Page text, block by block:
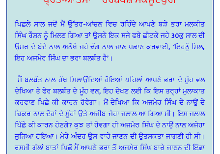
ਪਿਛਲੇ ਸਾਲ ਜਦੋਂ ਮੈਂ ਉੱਤਰ-ਆਂਚਲ ਵਿਚ ਰਹਿੰਦੇ ਆਪਣੇ ਬੜੇ ਭਰਾ ਮਲਕੀਤ
ਸਿੰਘ ਰੌਸ਼ਨ ਨੂੰ ਮਿਲਣ ਗਿਆ ਤਾਂ ਉਸਨੇ ਇਕ ਸਜੇ ਫਬੇ ਛੀਟਕੇ ਜਹੇ 30ਕੁ ਸਾਲ ਦੀ
ਉਮਰ ਦੇ ਬੰਦੇ ਨਾਲ ਅਨੋਖੇ ਜਹੇ ਢੰਗ ਨਾਲ ਜਾਣ ਪਛਾਣ ਕਰਵਾਈ, ‘ਇਹਨੂੰ ਮਿਲ,
ਇਹ ਅਜਮੇਰ ਸਿੰਘ ਦਾ ਭਰਾ ਬਲਬੰਤ ਹੈ’।
ਮੈਂ ਬਲਬੰਤ ਨਾਲ ਹੱਥ ਮਿਲਾਉਂਦਿਆਂ ਹੋਇਆਂ ਪਹਿਲਾਂ ਆਪਣੇ ਭਰਾ ਦੇ ਮੂੰਹ ਵਲ
ਦੇਖਿਆ ਤੇ ਫੇਰ ਬਲਬੰਤ ਦੇ ਮੂੰਹ ਵਲ, ਇਹ ਦੇਖਣ ਲਈ ਕਿ ਇਸ ਤਰ੍ਹਾਂ ਮੁਲਾਕਾਤ
ਕਰਵਾਣ ਪਿਛੇ ਕੀ ਕਾਰਨ ਹੋਵੇਗਾ। ਮੈਂ ਦੇਖਿਆ ਕਿ ਅਜਮੇਰ ਸਿੰਘ ਦੇ ਨਾਉਂ ਦੇ
ਜ਼ਿਕਰ ਨਾਲ ਦੋਹਾਂ ਦੇ ਮੂੰਹਾਂ ਉਤੇ ਅਜੀਬ ਜੇਹਾ ਜਲਾਲ ਆ ਗਿਆ ਸੀ। ਇਸ ਜਲਾਲ
ਪਿੱਛੇ ਕੀ ਕਾਰਨ ਹੋਣਗੇ? ਕੁਝ ਤਾਂ ਹੋਵਗਾ ਹੀ ਅਜਮੇਰ ਸਿੰਘ ਦੇ ਨਾਉਂ ਨਾਲ ਅਜੇਹਾ
ਜੁੜਿਆ ਹੋਇਆ। ਮੇਰੇ ਅੰਦਰ ਉਸ ਵਾਰੇ ਜਾਣਨ ਦੀ ਉਤਸਕਤਾ ਜਾਗਣੀ ਹੀ ਸੀ।
ਰਸਮੀ ਗੱਲਾਂ ਬਾਤਾਂ ਪਿਛੋਂ ਮੈਂ ਆਪਣੇ ਭਰਾ ਤੋਂ ਅਜਮੇਰ ਸਿੰਘ ਬਾਰੇ ਜਾਣਨ ਦੀ ਇੱਛਾ